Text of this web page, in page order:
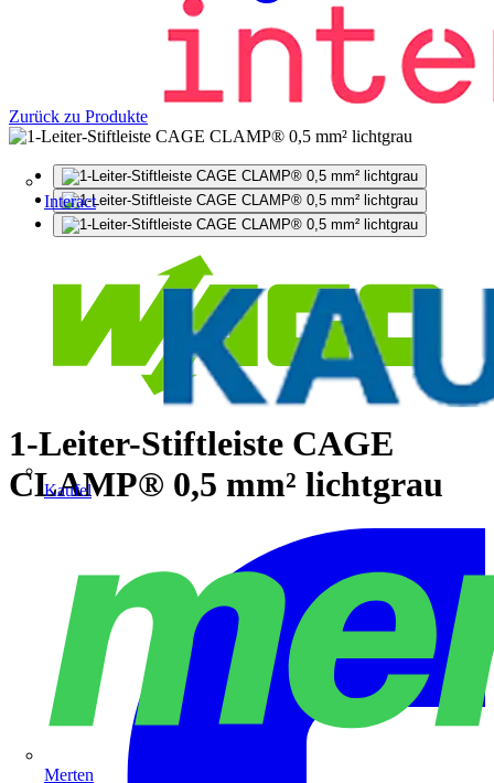
Interact
Kaufel
Merten
Zurück zu Produkte
1-Leiter-Stiftleiste CAGE
CLAMP® 0,5 mm² lichtgrau